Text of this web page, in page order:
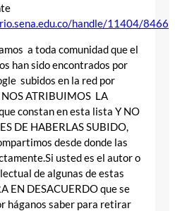
handle/11404/8466
a toda comunidad que el
han sido encontrados por
subidos en la red por
ATRIBUIMOS LA
constan en esta lista Y NO
DE HABERLAS SUBIDO,
desde donde las
usted es el autor o
de algunas de estas
EN DESACUERDO que se
háganos saber para retirar